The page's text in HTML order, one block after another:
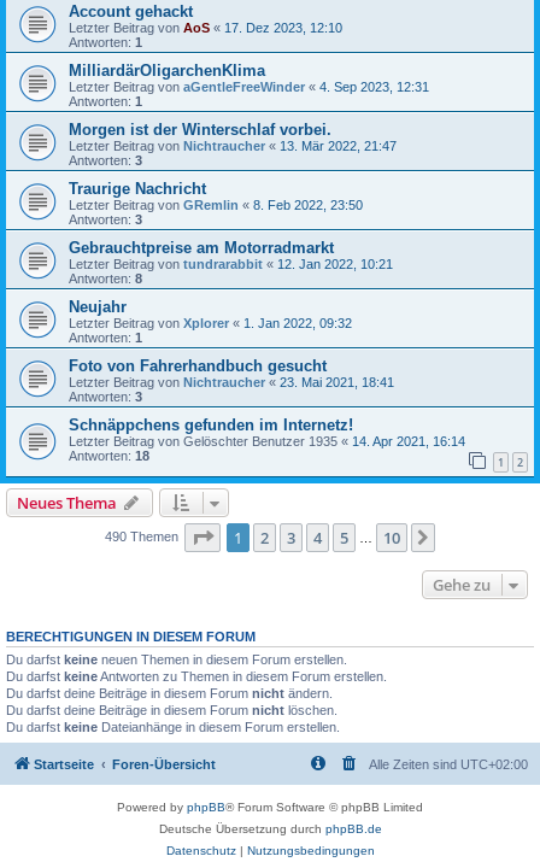
Account gehackt
Letzter Beitrag von AoS « 17. Dez 2023, 12:10
Antworten: 1
MilliardärOligarchenKlima
Letzter Beitrag von aGentleFreeWinder « 4. Sep 2023, 12:31
Antworten: 1
Morgen ist der Winterschlaf vorbei.
Letzter Beitrag von Nichtraucher « 13. Mär 2022, 21:47
Antworten: 3
Traurige Nachricht
Letzter Beitrag von GRemlin « 8. Feb 2022, 23:50
Antworten: 3
Gebrauchtpreise am Motorradmarkt
Letzter Beitrag von tundrarabbit « 12. Jan 2022, 10:21
Antworten: 8
Neujahr
Letzter Beitrag von Xplorer « 1. Jan 2022, 09:32
Antworten: 1
Foto von Fahrerhandbuch gesucht
Letzter Beitrag von Nichtraucher « 23. Mai 2021, 18:41
Antworten: 3
Schnäppchens gefunden im Internetz!
Letzter Beitrag von Gelöschter Benutzer 1935 « 14. Apr 2021, 16:14
Antworten: 18 1 2
Neues Thema
490 Themen Seite 1von 10
1 2 3 4 5 … 10
Gehe zu
BERECHTIGUNGEN IN DIESEM FORUM
Du darfst keine neuen Themen in diesem Forum erstellen.
Du darfst keineAntworten zu Themen in diesem Forum erstellen.
Du darfst deine Beiträge in diesem Forum nicht ändern.
Du darfst deine Beiträge in diesem Forum nicht löschen.
Du darfst keine Dateianhänge in diesem Forum erstellen.
Startseite Foren-Übersicht Alle Zeiten sind UTC+02:00
Powered by phpBB® Forum Software © phpBB Limited
Deutsche Übersetzung durch phpBB.de
Datenschutz| Nutzungsbedingungen